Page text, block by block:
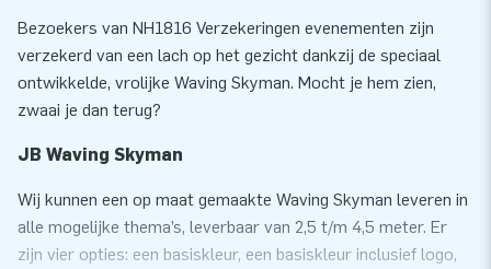
Bezoekers van NH1816 Verzekeringen evenementen zijn
verzekerd van een lach op het gezicht dankzij de speciaal
ontwikkelde, vrolijke Waving Skyman. Mocht je hem zien,
zwaai je dan terug?
JB Waving Skyman
Wij kunnen een op maat gemaakte Waving Skyman leveren in
alle mogelijke thema’s, leverbaar van 2,5 t/m 4,5 meter. Er
zijn vier opties: een basiskleur, een basiskleur inclusief logo,